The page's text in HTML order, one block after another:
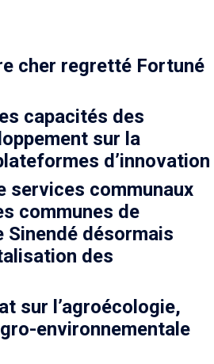
cher regretté Fortuné
capacités des
sur la
d’innovation
services communaux
communes de
Sinendé désormais
des
sur l’agroécologie,
environnementale